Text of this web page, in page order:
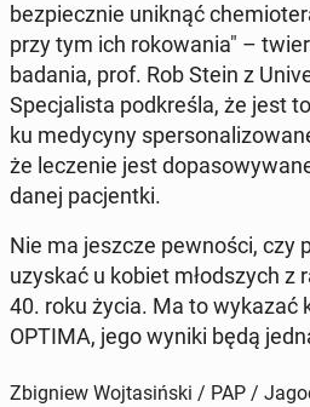
bez­piecz­nie uniknąć
przy tym ich ro­ko­wa­nia" –
badania, prof. Rob Stein z
Spe­cja­li­sta pod­kre­śla, że jest
ku me­dy­cy­ny
że le­cze­nie jest
danej pa­cjent­ki.
Nie ma jeszcze pew­no­ści, czy
uzyskać u kobiet młod­szych z
40. roku życia. Ma to wykazać
OPTIMA, jego wyniki będą
Zbigniew Wojtasiński / PAP /